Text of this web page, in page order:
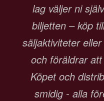
lag väljer ni
biljetten – köp
säljaktiviteter
och föräldrar
Köpet och
smidig - alla